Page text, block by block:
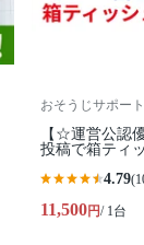
おそうじサポート
【☆運営公認
投稿で箱ティ
4.79
11,500円/ 1台